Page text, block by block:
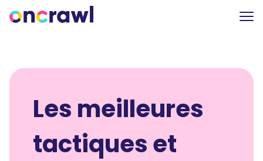
Les meilleures
tactiques et